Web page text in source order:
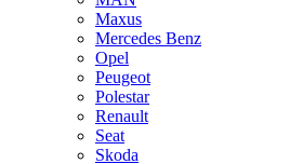
Maxus
Mercedes Benz
Opel
Peugeot
Polestar
Renault
Seat
Skoda